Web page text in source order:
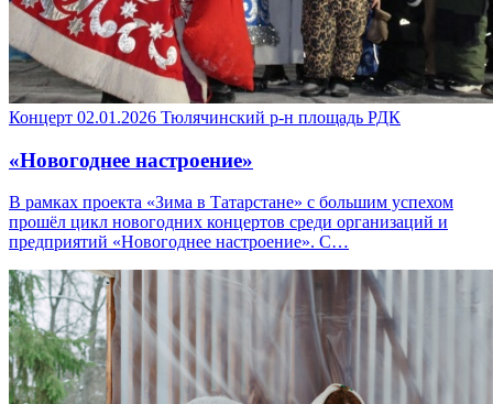
Концерт 02.01.2026 Тюлячинский р-н площадь РДК
«Новогоднее настроение»
В рамках проекта «Зима в Татарстане» с большим успехом
прошёл цикл новогодних концертов среди организаций и
предприятий «Новогоднее настроение». С…